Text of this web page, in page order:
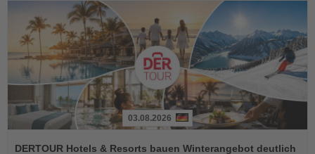
Sie
03.08.2026
DERTOUR Hotels & Resorts bauen Winterangebot deutlich